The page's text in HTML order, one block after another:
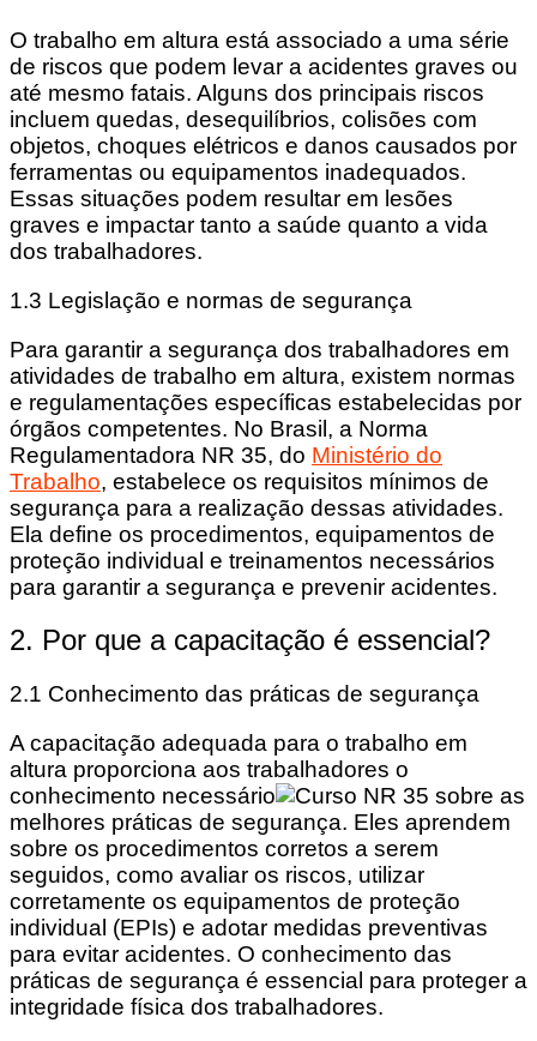
O trabalho em altura está associado a uma série
de riscos que podem levar a acidentes graves ou
até mesmo fatais. Alguns dos principais riscos
incluem quedas, desequilíbrios, colisões com
objetos, choques elétricos e danos causados por
ferramentas ou equipamentos inadequados.
Essas situações podem resultar em lesões
graves e impactar tanto a saúde quanto a vida
dos trabalhadores.
1.3 Legislação e normas de segurança
Para garantir a segurança dos trabalhadores em
atividades de trabalho em altura, existem normas
e regulamentações específicas estabelecidas por
órgãos competentes. No Brasil, a Norma
Regulamentadora NR 35, do Ministério do
Trabalho, estabelece os requisitos mínimos de
segurança para a realização dessas atividades.
Ela define os procedimentos, equipamentos de
proteção individual e treinamentos necessários
para garantir a segurança e prevenir acidentes.
2. Por que a capacitação é essencial?
2.1 Conhecimento das práticas de segurança
A capacitação adequada para o trabalho em
altura proporciona aos trabalhadores o
conhecimento necessário
sobre as
melhores práticas de segurança. Eles aprendem
sobre os procedimentos corretos a serem
seguidos, como avaliar os riscos, utilizar
corretamente os equipamentos de proteção
individual (EPIs) e adotar medidas preventivas
para evitar acidentes. O conhecimento das
práticas de segurança é essencial para proteger a
integridade física dos trabalhadores.